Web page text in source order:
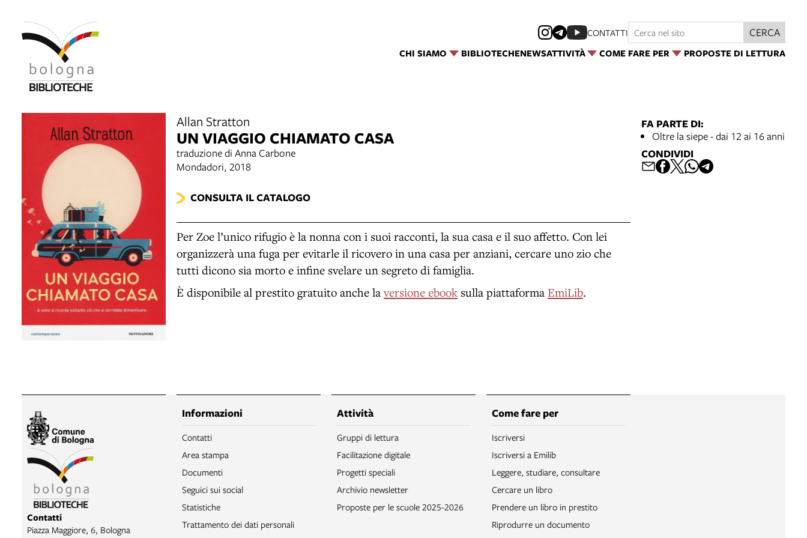
CHI SIAMO BIBLIOTECHENEWSATTIVITÀ COME FARE PER PROPOSTE DI LETTURA
CONTATTI CERCA
Allan Stratton
UN VIAGGIO CHIAMATO CASA
traduzione di Anna Carbone
Mondadori, 2018
CONSULTA IL CATALOGO
Per Zoe l’unico rifugio è la nonna con i suoi racconti, la sua casa e il suo affetto. Con lei
organizzerà una fuga per evitarle il ricovero in una casa per anziani, cercare uno zio che
tutti dicono sia morto e infine svelare un segreto di famiglia.
È disponibile al prestito gratuito anche laversione ebook sulla piattaforma EmiLib.
FA PARTE DI:
Oltre la siepe - dai 12 ai 16 anni
CONDIVIDI
Contatti
Piazza Maggiore, 6, Bologna
Informazioni
Contatti
Area stampa
Documenti
Seguici sui social
Statistiche
Trattamento dei dati personali
Attività
Gruppi di lettura
Facilitazione digitale
Progetti speciali
Archivio newsletter
Proposte per le scuole 2025-2026
Come fare per
Iscriversi
Iscriversi a Emilib
Leggere, studiare, consultare
Cercare un libro
Prendere un libro in prestito
Riprodurre un documento